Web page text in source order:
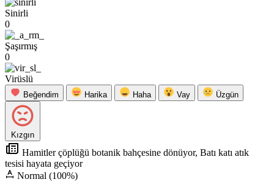
Sinirli
0
Şaşırmış
0
Virüslü
Beğendim Harika Haha Vay Üzgün
Kızgın
Hamitler çöplüğü botanik bahçesine dönüyor, Batı katı atık
tesisi hayata geçiyor
Normal (100%)